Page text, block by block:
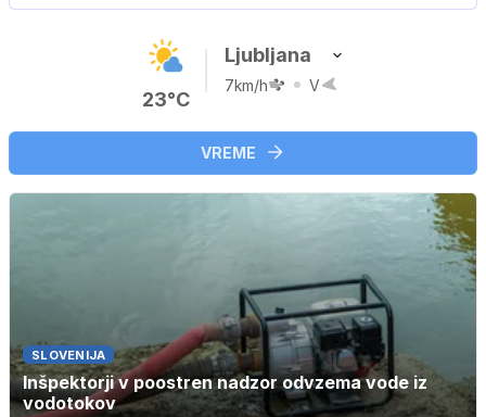
23°C
Ljubljana
7km/h V
VREME
SLOVENIJA
Inšpektorji v poostren nadzor odvzema vode iz
vodotokov